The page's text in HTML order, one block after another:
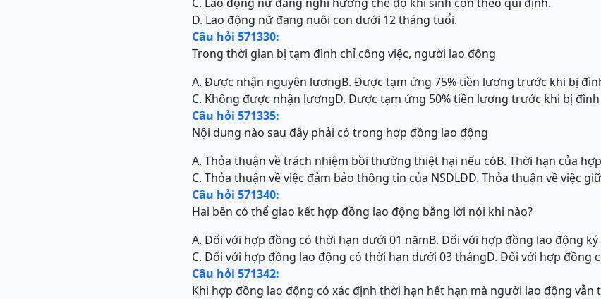
D. Lao động nữ đang nuôi con dưới 12 tháng tuổi.
Câu hỏi 571330:
Trong thời gian bị tạm đình chỉ công việc, người lao động
A. Được nhận nguyên lươngB. Được tạm ứng 75% tiền lương trước khi bị
C. Không được nhận lươngD. Được tạm ứng 50% tiền lương trước khi bị đình
Câu hỏi 571335:
Nội dung nào sau đây phải có trong hợp đồng lao động
A. Thỏa thuận về trách nhiệm bồi thường thiệt hại nếu cóB. Thời hạn của
C. Thỏa thuận về việc đảm bảo thông tin của NSDLĐD. Thỏa thuận về việc
Câu hỏi 571340:
Hai bên có thể giao kết hợp đồng lao động bằng lời nói khi nào?
A. Đối với hợp đồng có thời hạn dưới 01 nămB. Đối với hợp đồng lao động
C. Đối với hợp đồng lao động có thời hạn dưới 03 thángD. Đối với hợp đồng
Câu hỏi 571342:
Khi hợp đồng lao động có xác định thời hạn hết hạn mà người lao động vẫn